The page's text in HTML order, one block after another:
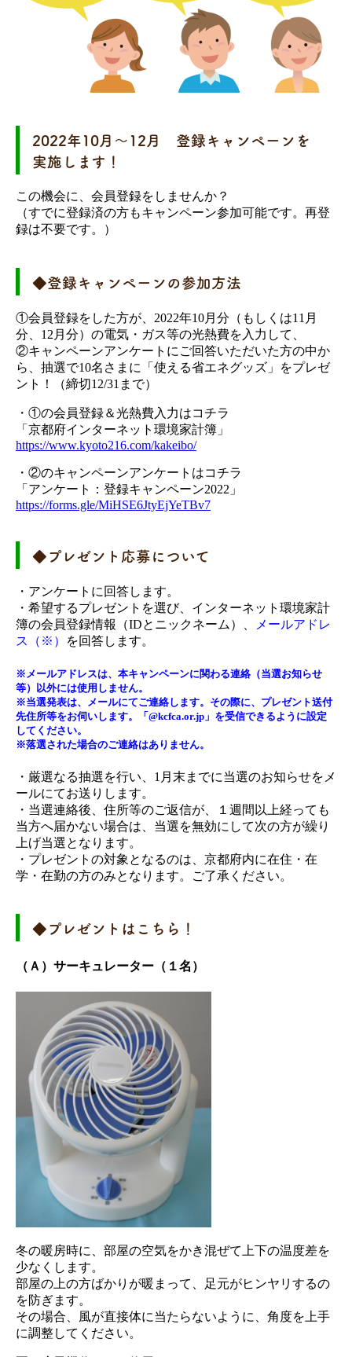
2022年10月～12月 登録キャンペーンを
実施します！
この機会に、会員登録をしませんか？
（すでに登録済の方もキャンペーン参加可能です。再登
録は不要です。）
◆登録キャンペーンの参加方法
①会員登録をした方が、2022年10月分（もしくは11月
分、12月分）の電気・ガス等の光熱費を入力して、
②キャンペーンアンケートにご回答いただいた方の中か
ら、抽選で10名さまに「使える省エネグッズ」をプレゼ
ント！（締切12/31まで）
・①の会員登録＆光熱費入力はコチラ
「京都府インターネット環境家計簿」
https://www.kyoto216.com/kakeibo/
・②のキャンペーンアンケートはコチラ
「アンケート：登録キャンペーン2022」
https://forms.gle/MiHSE6JtyEjYeTBv7
◆プレゼント応募について
・アンケートに回答します。
・希望するプレゼントを選び、インターネット環境家計
簿の会員登録情報（IDとニックネーム）、
メールアドレ
ス（※）
を回答します。
※メールアドレスは、本キャンペーンに関わる連絡（当選お知らせ
等）以外には使用しません。
※当選発表は、メールにてご連絡します。その際に、プレゼント送付
先住所等をお伺いします。「@kcfca.or.jp」を受信できるように設定
してください。
※落選された場合のご連絡はありません。
・厳選なる抽選を行い、1月末までに当選のお知らせをメ
ールにてお送りします。
・当選連絡後、住所等のご返信が、１週間以上経っても
当方へ届かない場合は、当選を無効にして次の方が繰り
上げ当選となります。
・プレゼントの対象となるのは、京都府内に在住・在
学・在勤の方のみとなります。ご了承ください。
◆プレゼントはこちら！
（Ａ）サーキュレーター（１名）
冬の暖房時に、部屋の空気をかき混ぜて上下の温度差を
少なくします。
部屋の上の方ばかりが暖まって、足元がヒンヤリするの
を防ぎます。
その場合、風が直接体に当たらないように、角度を上手
に調整してください。